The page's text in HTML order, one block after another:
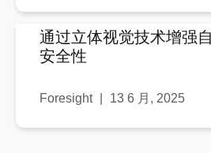
通过立体视觉技术增强
安全性
Foresight 13 6 月, 2025